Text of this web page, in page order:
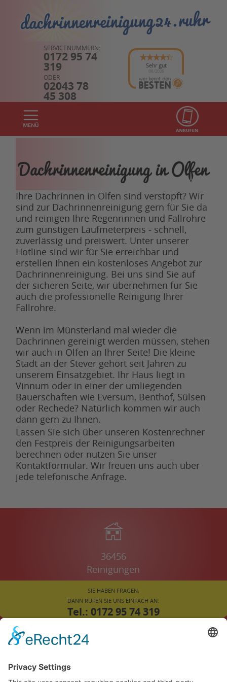
SERVICENUMMERN:
0172 95 74
319
ODER
02043 78
45 308
Sehr gut
08/2026
Dachrinnenreinigung in Olfen
Ihre Dachrinnen in Olfen sind verstopft? Wir
sind zur Dachrinnenreinigung gern für Sie da
und reinigen Ihre Regenrinnen und Fallrohre
zum günstigen Laufmeterpreis - schnell,
zuverlässig und preiswert. Unter unserer
Hotline sind wir für Sie erreichbar und
erstellen Ihnen ein kostenloses Angebot zur
Dachrinnenreinigung. Bei uns sind Sie auf
der sicheren Seite, wir übernehmen für Sie
auch die professionelle Reinigung Ihrer
Fallrohre.
Wenn im Münsterland mal wieder die
Dachrinnen gereinigt werden müssen, stehen
wir auch in Olfen an Ihrer Seite! Die kleine
Stadt an der Stever gehört seit Jahren zu
unserem Einsatzgebiet. Ihr Haus liegt in
Vinnum oder in einer der umliegenden
Bauerschaften wie Eversum, Benthof, Sülsen
oder Rechede? Natürlich kommen wir auch
dann gern zu Ihnen.
Lassen Sie sich über unseren Kostenrechner
den Festpreis der Reinigungsarbeiten
berechnen oder nutzen Sie unser
Kontaktformular. Wir freuen uns auch über
jede telefonische Anfrage.
36456
Reinigungen
SIE HABEN FRAGEN,
DANN RUFEN SIE UNS EINFACH AN:
Tel.: 0172 95 74 319
ENNEPETAL LÜDINGHAUSEN
HEIDEN
BERGKAMEN KEVELAER